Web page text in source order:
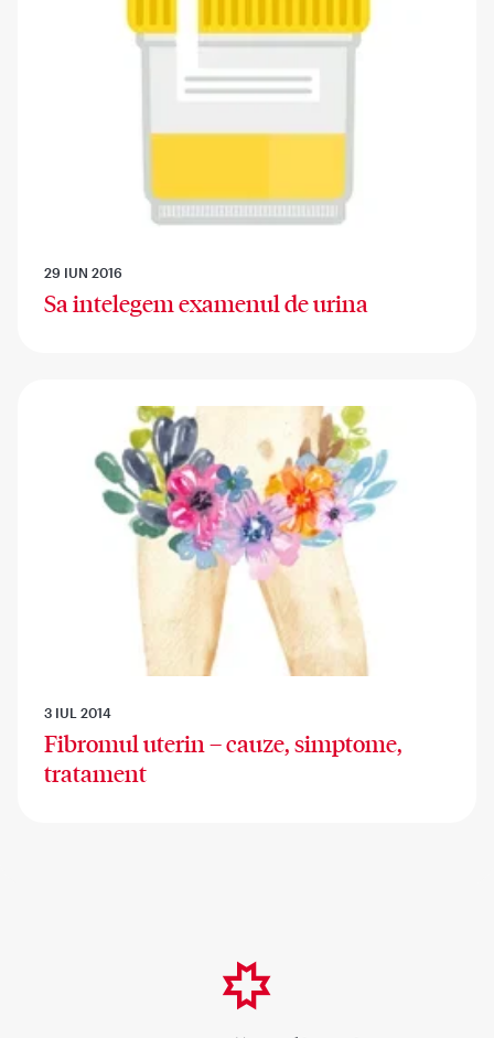
29 IUN 2016
Sa intelegem examenul de urina
3 IUL 2014
Fibromul uterin – cauze, simptome,
tratament